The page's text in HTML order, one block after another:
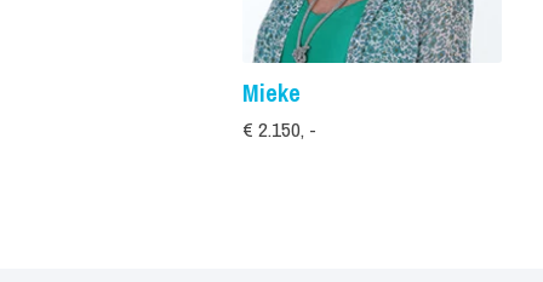
Mieke
€ 2.150, -